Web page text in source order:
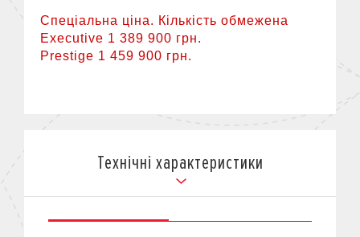
Спеціальна ціна. Кількість обмежена
Executive 1 389 900 грн.
Prestige 1 459 900 грн.
Технічні характеристики